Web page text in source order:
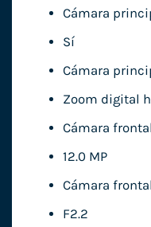
Cámara
Sí
Cámara
Zoom digital
Cámara
12.0 MP
Cámara
F2.2